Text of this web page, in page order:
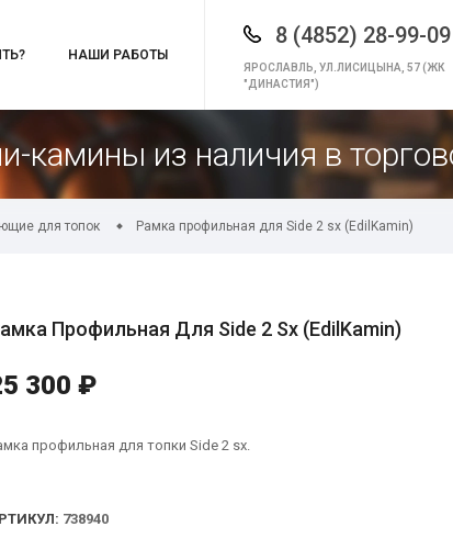
НАШИ РАБОТЫ
8 (4852) 28-99-09
ЯРОСЛАВЛЬ, УЛ.ЛИСИЦЫНА, 57 (ЖК
"ДИНАСТИЯ")
камины из наличия в
для топок Рамка профильная для Side 2 sx (EdilKamin)
Профильная Для Side 2 Sx (EdilKamin)
300 ₽
профильная для топки Side 2 sx.
738940